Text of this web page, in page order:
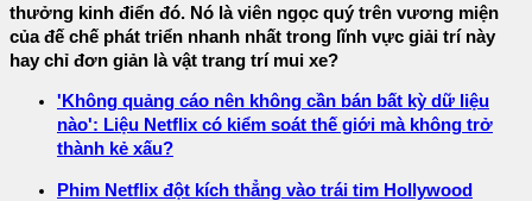
thưởng kinh điển đó. Nó là viên ngọc quý trên vương miện
của đế chế phát triển nhanh nhất trong lĩnh vực giải trí này
hay chỉ đơn giản là vật trang trí mui xe?
'Không quảng cáo nên không cần bán bất kỳ dữ liệu
nào': Liệu Netflix có kiểm soát thế giới mà không trở
thành kẻ xấu?
Phim Netflix đột kích thẳng vào trái tim Hollywood